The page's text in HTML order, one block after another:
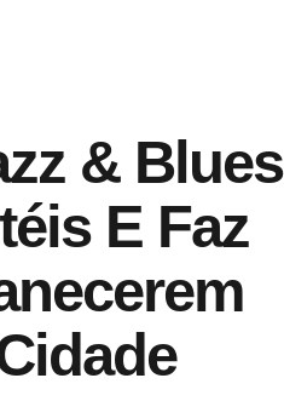
& Blues
E Faz